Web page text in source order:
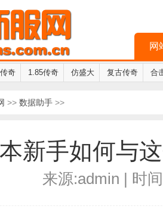
网
奇 1.85传奇 仿盛大 复古传奇 合
>> 数据助手 >>
新手如何与
来源:admin | 时